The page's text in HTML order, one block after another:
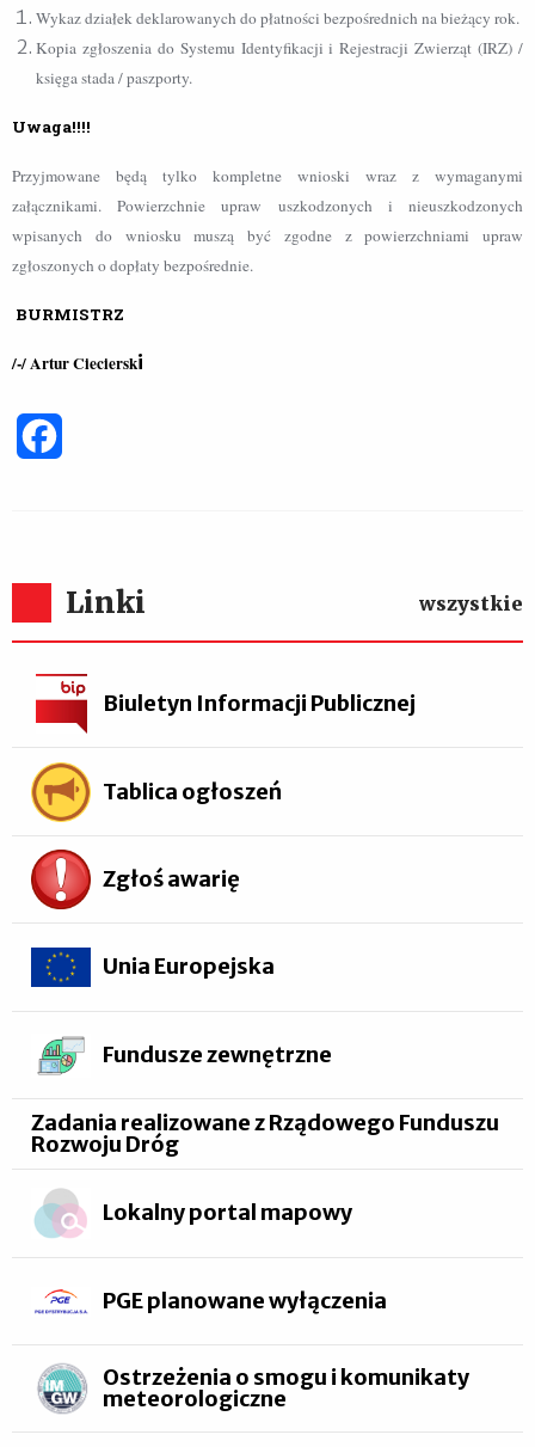
Wykaz działek deklarowanych do płatności bezpośrednich na bieżący rok.
Kopia zgłoszenia do Systemu Identyfikacji i Rejestracji Zwierząt (IRZ) /
księga stada / paszporty.
Uwaga!!!!
Przyjmowane będą tylko kompletne wnioski wraz z wymaganymi
załącznikami. Powierzchnie upraw uszkodzonych i nieuszkodzonych
wpisanych do wniosku muszą być zgodne z powierzchniami upraw
zgłoszonych o dopłaty bezpośrednie.
BURMISTRZ
/-/ Artur Ciecierski
Linki wszystkie
Biuletyn Informacji Publicznej
Tablica ogłoszeń
Zgłoś awarię
Unia Europejska
Fundusze zewnętrzne
Zadania realizowane z Rządowego Funduszu
Rozwoju Dróg
Lokalny portal mapowy
PGE planowane wyłączenia
Ostrzeżenia o smogu i komunikaty
meteorologiczne